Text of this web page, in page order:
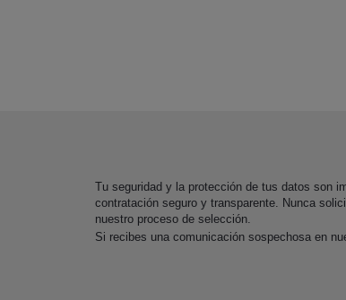
Tu seguridad y la protección de tus datos son
contratación seguro y transparente. Nunca
nuestro proceso de selección.
Si recibes una comunicación sospechosa en